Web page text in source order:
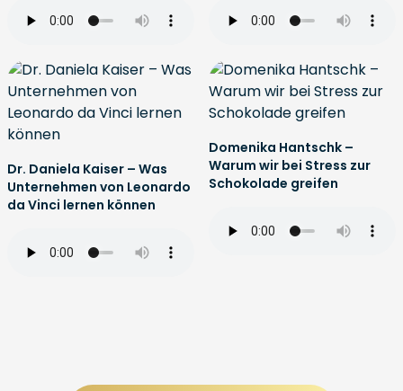
Dr. Daniela Kaiser – Was
Unternehmen von Leonardo
da Vinci lernen können
Domenika Hantschk –
Warum wir bei Stress zur
Schokolade greifen